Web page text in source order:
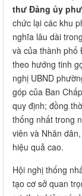
thư Đảng ủy
chức lại các khu
nghĩa lâu dài
và của thành phố
theo hướng tinh
nghị UBND
góp của Ban
quy định; đồng
thống nhất trong
viên và Nhân
hiệu quả cao.
Hội nghị thống
tạo cơ sở quan